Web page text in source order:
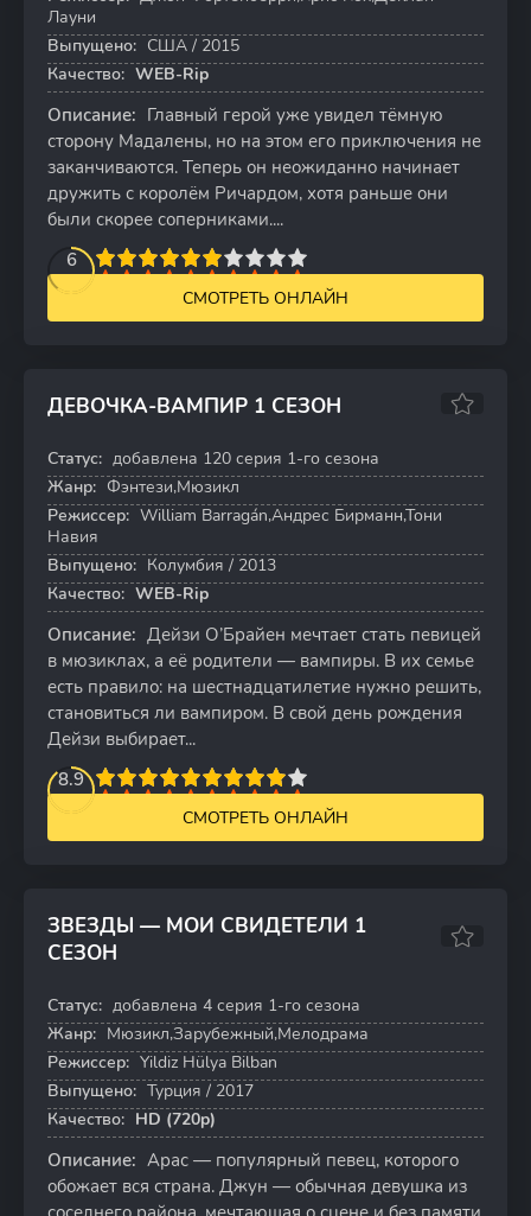
Лауни
Выпущено: США / 2015
Качество: WEB-Rip
Описание: Главный герой уже увидел тёмную
сторону Мадалены, но на этом его приключения не
заканчиваются. Теперь он неожиданно начинает
дружить с королём Ричардом, хотя раньше они
были скорее соперниками....
6
5 6 7 8 9 10
СМОТРЕТЬ ОНЛАЙН
ДЕВОЧКА-ВАМПИР 1 СЕЗОН
120 серий
5.3
Статус: добавлена 120 серия 1-го сезона
Жанр: Фэнтези,Мюзикл
Режиссер: William Barragán,Андрес Бирманн,Тони
Навия
Выпущено: Колумбия / 2013
Качество: WEB-Rip
Описание: Дейзи О’Брайен мечтает стать певицей
в мюзиклах, а её родители — вампиры. В их семье
есть правило: на шестнадцатилетие нужно решить,
становиться ли вампиром. В свой день рождения
Дейзи выбирает...
8.9
4 5 6 7 8 9 10
СМОТРЕТЬ ОНЛАЙН
ЗВЕЗДЫ — МОИ СВИДЕТЕЛИ 1
СЕЗОН
4 серий
Статус: добавлена 4 серия 1-го сезона
Жанр: Мюзикл,Зарубежный,Мелодрама
Режиссер: Yildiz Hülya Bilban
Выпущено: Турция / 2017
Качество: HD (720p)
Описание: Арас — популярный певец, которого
обожает вся страна. Джун — обычная девушка из